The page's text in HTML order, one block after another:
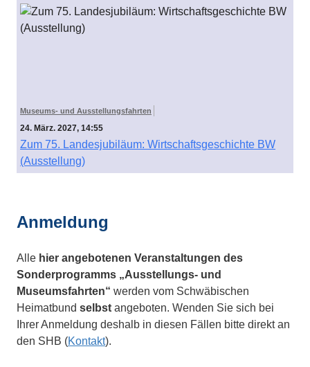
Museums- und Ausstellungsfahrten
24. März. 2027, 14:55
Zum 75. Landesjubiläum: Wirtschaftsgeschichte BW
(Ausstellung)
Anmeldung
Alle hier angebotenen Veranstaltungen des
Sonderprogramms „Ausstellungs- und
Museumsfahrten“ werden vom Schwäbischen
Heimatbund selbst angeboten. Wenden Sie sich bei
Ihrer Anmeldung deshalb in diesen Fällen bitte direkt an
den SHB (Kontakt).